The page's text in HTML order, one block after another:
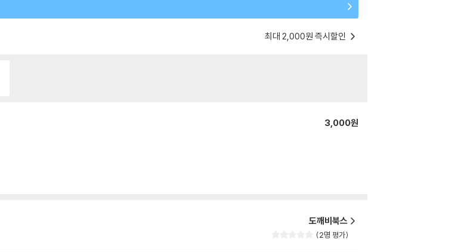
최대 2,000원 즉시할인
3,000원
도깨비북스
2명 평가